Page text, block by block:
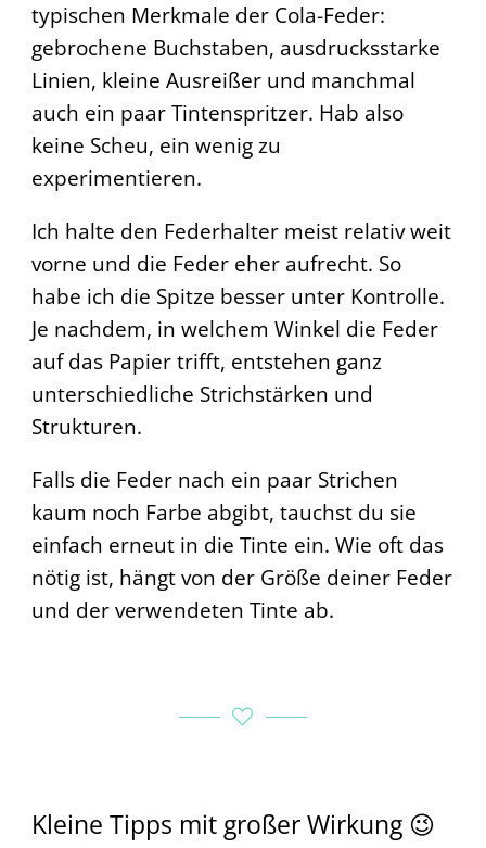
typischen Merkmale der Cola-Feder:
gebrochene Buchstaben, ausdrucksstarke
Linien, kleine Ausreißer und manchmal
auch ein paar Tintenspritzer. Hab also
keine Scheu, ein wenig zu
experimentieren.
Ich halte den Federhalter meist relativ weit
vorne und die Feder eher aufrecht. So
habe ich die Spitze besser unter Kontrolle.
Je nachdem, in welchem Winkel die Feder
auf das Papier trifft, entstehen ganz
unterschiedliche Strichstärken und
Strukturen.
Falls die Feder nach ein paar Strichen
kaum noch Farbe abgibt, tauchst du sie
einfach erneut in die Tinte ein. Wie oft das
nötig ist, hängt von der Größe deiner Feder
und der verwendeten Tinte ab.
Kleine Tipps mit großer Wirkung 😉